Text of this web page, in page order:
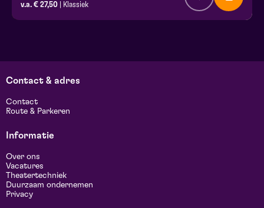
v.a. € 27,50 | Klassiek
Contact & adres
Contact
Route & Parkeren
Informatie
Over ons
Vacatures
Theatertechniek
Duurzaam ondernemen
Privacy